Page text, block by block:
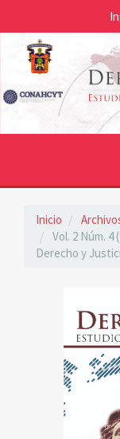
Contenido
principal
Barra
lateral
Inicio
Vol. 2 Núm.
Derecho y